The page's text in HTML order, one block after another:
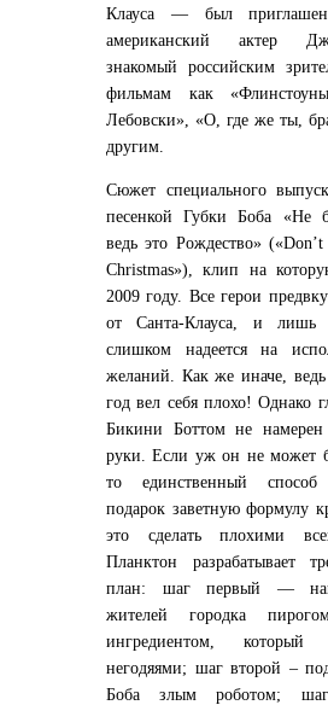
Клауса — был приглашен
американский актер
знакомый российским
фильмам как
Лебовски», «О, где же ты,
другим.
Сюжет специального
песенкой Губки Боба «Не
ведь это Рождество»
Christmas»), клип на
2009 году. Все герои
от Санта-Клауса, и лишь
слишком надеется на
желаний. Как же иначе, ведь
год вел себя плохо! Однако
Бикини Боттом не намерен
руки. Если уж он не может
то единственный
подарок заветную формулу
это сделать плохими
Планктон разрабатывает
план: шаг первый —
жителей городка
ингредиентом,
негодяями; шаг второй –
Боба злым роботом;